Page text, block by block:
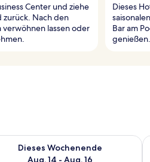
Center und ziehe
zurück. Nach den
lassen oder
Dieses
Bar am
genießen.
9 - Aug. 10.
Dieses Wochenende
Aug. 14 - Aug. 16
die Verfügbarkeit für dieses